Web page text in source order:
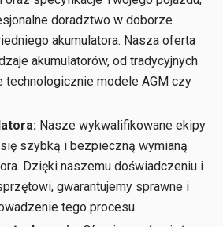
doradztwo w doborze
akumulatora. Nasza oferta
akumulatorów, od tradycyjnych
technologicznie modele AGM czy
Nasze wykwalifikowane ekipy
szybką i bezpieczną wymianą
Dzięki naszemu doświadczeniu i
gwarantujemy sprawne i
tego procesu.